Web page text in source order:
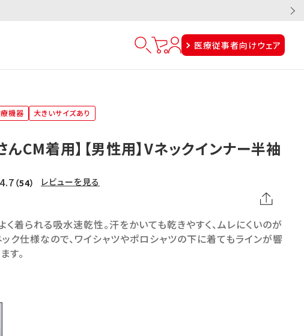
医療従事者向けウェア
機器 大きいサイズあり
んCM着用】【男性用】Vネックインナー半袖
4.7 （54） レビューを見る
く着られる吸水速乾性。汗をかいても乾きやすく、ムレにくいのが
ック仕様なので、ワイシャツやポロシャツの下に着てもラインが響
す。